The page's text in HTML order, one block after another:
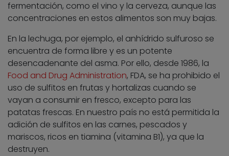
fermentación, como el vino y la cerveza, aunque las
concentraciones en estos alimentos son muy bajas.
En la lechuga, por ejemplo, el anhídrido sulfuroso se
encuentra de forma libre y es un potente
desencadenante del asma. Por ello, desde 1986, la
Food and Drug Administration, FDA, se ha prohibido el
uso de sulfitos en frutas y hortalizas cuando se
vayan a consumir en fresco, excepto para las
patatas frescas. En nuestro país no está permitida la
adición de sulfitos en las carnes, pescados y
mariscos, ricos en tiamina (vitamina B1), ya que la
destruyen.